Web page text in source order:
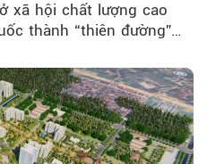
xã hội chất lượng cao
thành “thiên đường”